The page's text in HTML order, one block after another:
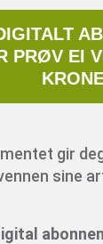
PRØV EI
gir
sine